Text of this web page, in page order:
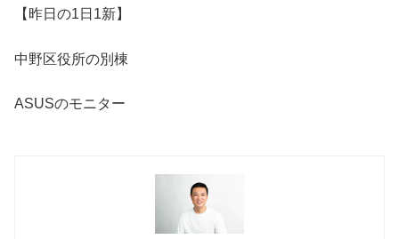
【昨日の1日1新】
中野区役所の別棟
ASUSのモニター